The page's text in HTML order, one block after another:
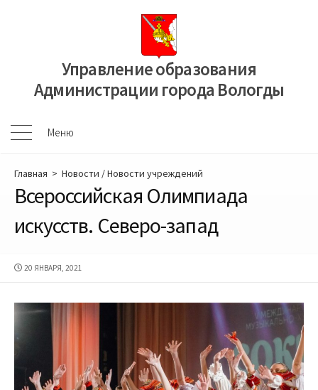
Управление образования
Администрации города Вологды
Меню
Меню
Главная > Новости /Новости учреждений
Всероссийская Олимпиада
искусств. Северо-запад
ДАТА
20 ЯНВАРЯ, 2021